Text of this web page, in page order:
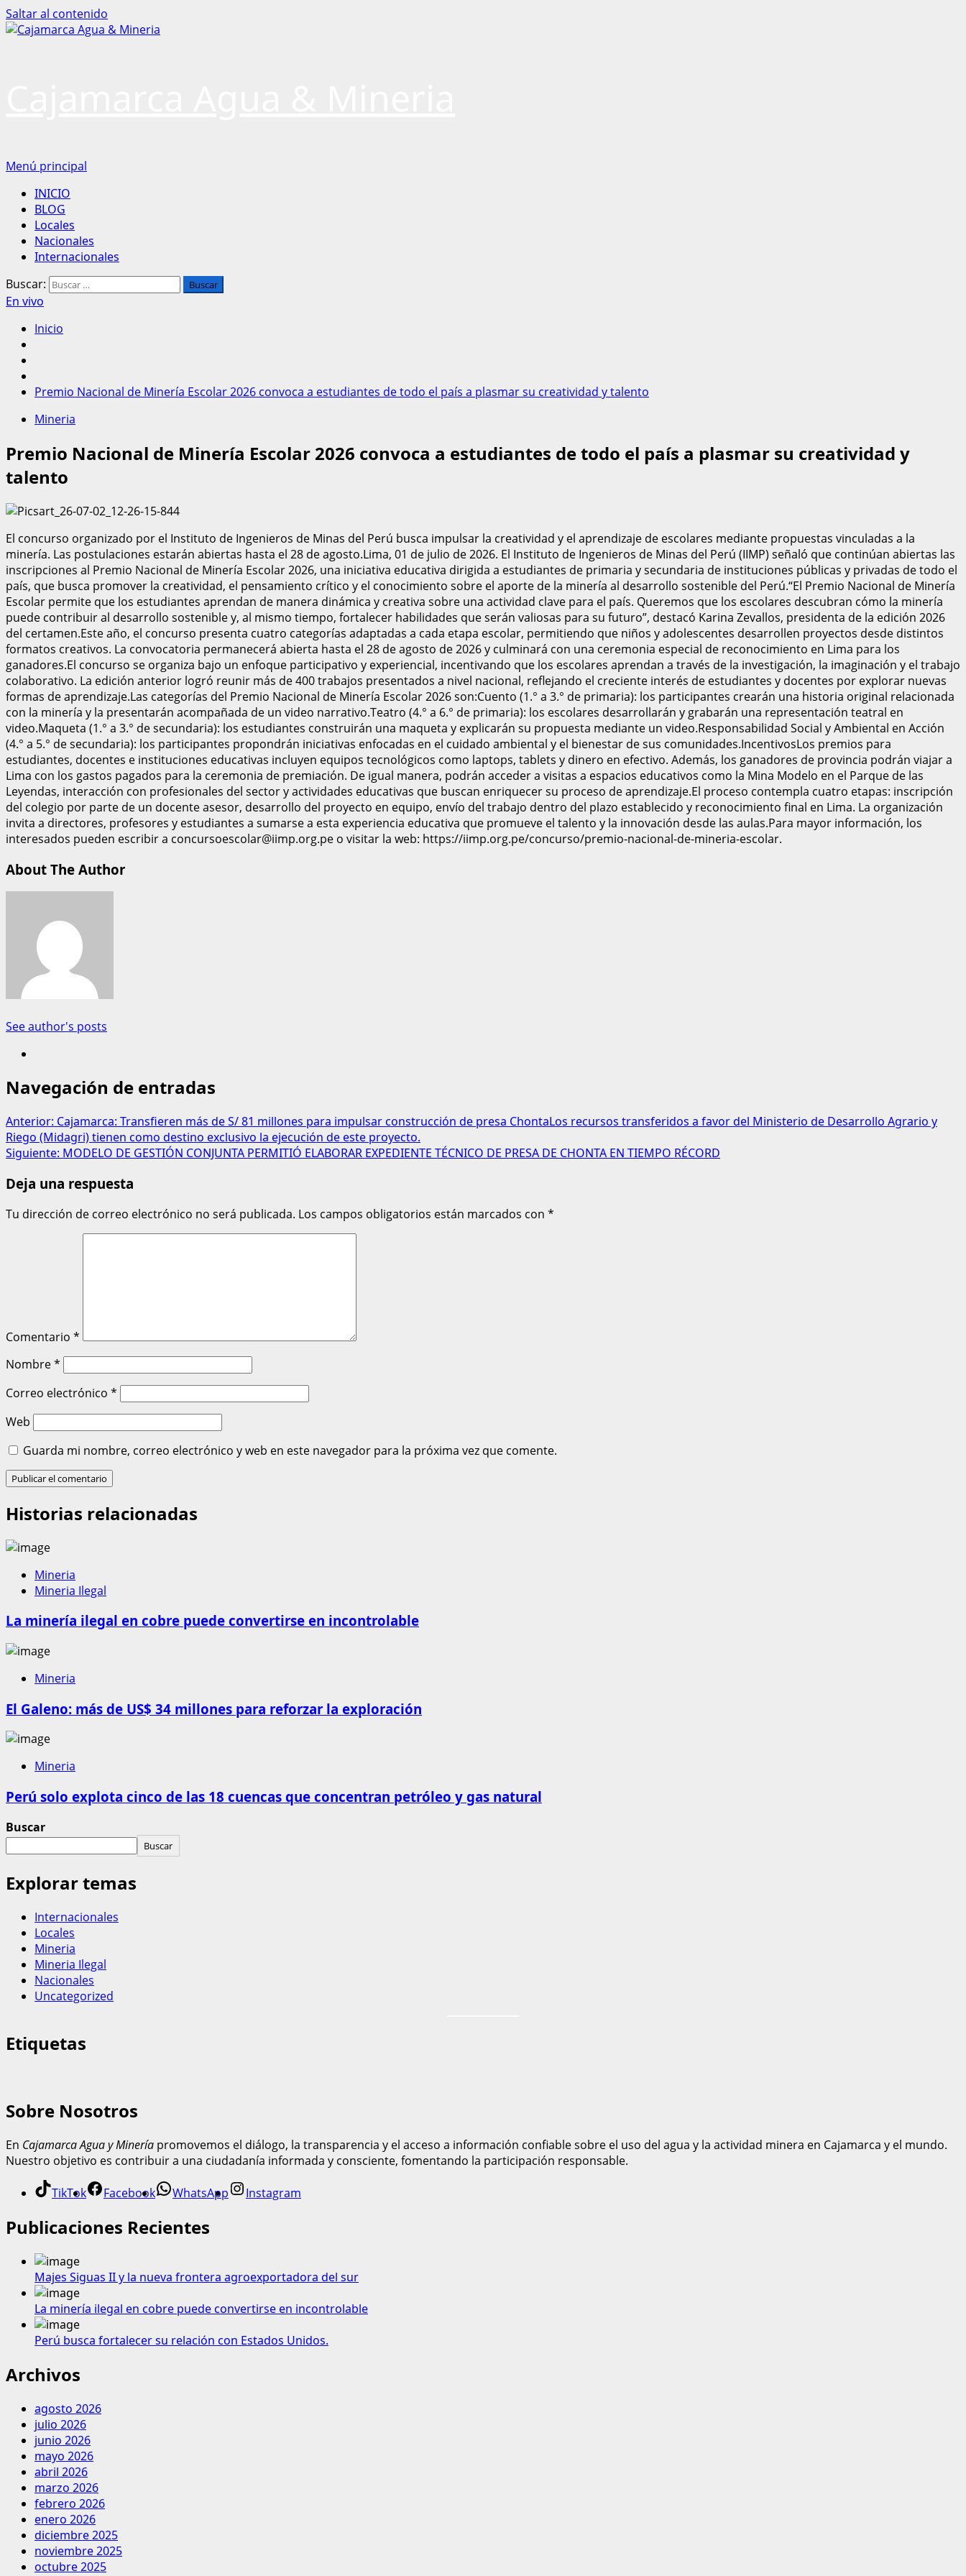
Saltar al contenido
Menú principal
INICIO
BLOG
Locales
Nacionales
Internacionales
Buscar:
En vivo
Inicio
Premio Nacional de Minería Escolar 2026 convoca a estudiantes de todo el país a plasmar su creatividad y talento
Mineria
Premio Nacional de Minería Escolar 2026 convoca a estudiantes de todo el país a plasmar su creatividad y
talento
El concurso organizado por el Instituto de Ingenieros de Minas del Perú busca impulsar la creatividad y el aprendizaje de escolares mediante propuestas vinculadas a la
minería. Las postulaciones estarán abiertas hasta el 28 de agosto.Lima, 01 de julio de 2026. El Instituto de Ingenieros de Minas del Perú (IIMP) señaló que continúan abiertas las
inscripciones al Premio Nacional de Minería Escolar 2026, una iniciativa educativa dirigida a estudiantes de primaria y secundaria de instituciones públicas y privadas de todo el
país, que busca promover la creatividad, el pensamiento crítico y el conocimiento sobre el aporte de la minería al desarrollo sostenible del Perú.“El Premio Nacional de Minería
Escolar permite que los estudiantes aprendan de manera dinámica y creativa sobre una actividad clave para el país. Queremos que los escolares descubran cómo la minería
puede contribuir al desarrollo sostenible y, al mismo tiempo, fortalecer habilidades que serán valiosas para su futuro”, destacó Karina Zevallos, presidenta de la edición 2026
del certamen.Este año, el concurso presenta cuatro categorías adaptadas a cada etapa escolar, permitiendo que niños y adolescentes desarrollen proyectos desde distintos
formatos creativos. La convocatoria permanecerá abierta hasta el 28 de agosto de 2026 y culminará con una ceremonia especial de reconocimiento en Lima para los
ganadores.El concurso se organiza bajo un enfoque participativo y experiencial, incentivando que los escolares aprendan a través de la investigación, la imaginación y el trabajo
colaborativo. La edición anterior logró reunir más de 400 trabajos presentados a nivel nacional, reflejando el creciente interés de estudiantes y docentes por explorar nuevas
formas de aprendizaje.Las categorías del Premio Nacional de Minería Escolar 2026 son:Cuento (1.° a 3.° de primaria): los participantes crearán una historia original relacionada
con la minería y la presentarán acompañada de un video narrativo.Teatro (4.° a 6.° de primaria): los escolares desarrollarán y grabarán una representación teatral en
video.Maqueta (1.° a 3.° de secundaria): los estudiantes construirán una maqueta y explicarán su propuesta mediante un video.Responsabilidad Social y Ambiental en Acción
(4.° a 5.° de secundaria): los participantes propondrán iniciativas enfocadas en el cuidado ambiental y el bienestar de sus comunidades.IncentivosLos premios para
estudiantes, docentes e instituciones educativas incluyen equipos tecnológicos como laptops, tablets y dinero en efectivo. Además, los ganadores de provincia podrán viajar a
Lima con los gastos pagados para la ceremonia de premiación. De igual manera, podrán acceder a visitas a espacios educativos como la Mina Modelo en el Parque de las
Leyendas, interacción con profesionales del sector y actividades educativas que buscan enriquecer su proceso de aprendizaje.El proceso contempla cuatro etapas: inscripción
del colegio por parte de un docente asesor, desarrollo del proyecto en equipo, envío del trabajo dentro del plazo establecido y reconocimiento final en Lima. La organización
invita a directores, profesores y estudiantes a sumarse a esta experiencia educativa que promueve el talento y la innovación desde las aulas.Para mayor información, los
interesados pueden escribir a concursoescolar@iimp.org.pe o visitar la web: https://iimp.org.pe/concurso/premio-nacional-de-mineria-escolar.
About The Author
See author's posts
Navegación de entradas
Anterior: Cajamarca: Transfieren más de S/ 81 millones para impulsar construcción de presa ChontaLos recursos transferidos a favor del Ministerio de Desarrollo Agrario y
Riego (Midagri) tienen como destino exclusivo la ejecución de este proyecto.
Siguiente: MODELO DE GESTIÓN CONJUNTA PERMITIÓ ELABORAR EXPEDIENTE TÉCNICO DE PRESA DE CHONTA EN TIEMPO RÉCORD
Deja una respuesta
Tu dirección de correo electrónico no será publicada. Los campos obligatorios están marcados con *
Comentario *
Nombre*
Correo electrónico *
Web
Guarda mi nombre, correo electrónico y web en este navegador para la próxima vez que comente.
Historias relacionadas
Mineria
Mineria Ilegal
La minería ilegal en cobre puede convertirse en incontrolable
Mineria
El Galeno: más de US$ 34 millones para reforzar la exploración
Mineria
Perú solo explota cinco de las 18 cuencas que concentran petróleo y gas natural
Buscar
Buscar
Explorar temas
Internacionales
Locales
Mineria
Mineria Ilegal
Nacionales
Uncategorized
Etiquetas
Sobre Nosotros
En Cajamarca Agua y Minería promovemos el diálogo, la transparencia y el acceso a información confiable sobre el uso del agua y la actividad minera en Cajamarca y el mundo.
Nuestro objetivo es contribuir a una ciudadanía informada y consciente, fomentando la participación responsable.
TikTok Facebook WhatsApp Instagram
Publicaciones Recientes
Majes Siguas II y la nueva frontera agroexportadora del sur
La minería ilegal en cobre puede convertirse en incontrolable
Perú busca fortalecer su relación con Estados Unidos.
Archivos
agosto 2026
julio 2026
junio 2026
mayo 2026
abril 2026
marzo 2026
febrero 2026
enero 2026
diciembre 2025
noviembre 2025
octubre 2025